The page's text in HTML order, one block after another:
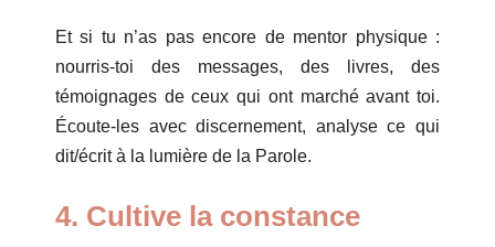
Warning
/home/leadeuse/public_html/wp-
content/themes/dotlife/lib/menu.lib.php
122
content/themes/dotlife/lib/menu.lib.php
Et si tu n’as pas encore de mentor physique :
nourris-toi des messages, des livres, des
témoignages de ceux qui ont marché avant toi.
Écoute-les avec discernement, analyse ce qui
dit/écrit à la lumière de la Parole.
4. Cultive la constance